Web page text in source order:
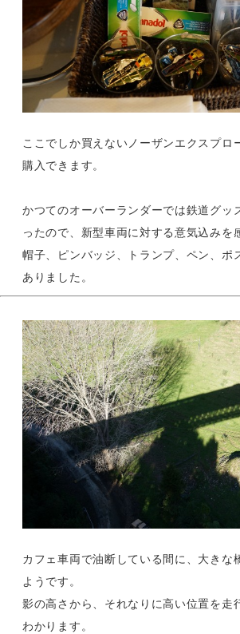
ここでしか買えないノーザンエクスプロ
購入できます。
かつてのオーバーランダーでは鉄道グッ
ったので、新型車両に対する意気込みを
帽子、ピンバッジ、トランプ、ペン、ポ
ありました。
カフェ車両で油断している間に、大きな
ようです。
影の高さから、それなりに高い位置を走
わかります。